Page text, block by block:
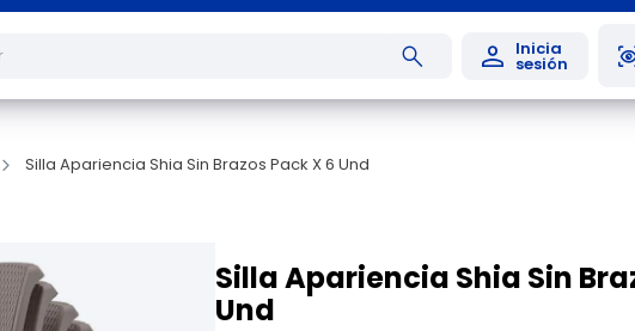
Silla Apariencia Shia Sin Brazos Pack X 6 Und
Silla Apariencia Shia Sin
Und